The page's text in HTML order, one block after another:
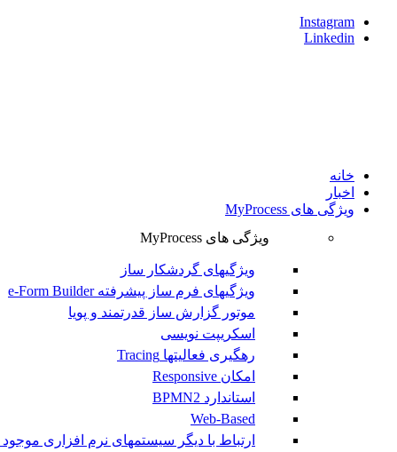
Instagram
Linkedin
خانه
اخبار
ویژگی های MyProcess
ویژگی های MyProcess
ویژگیهای گردشکار ساز
ویژگیهای فرم ساز پیشرفته e-Form Builder
موتور گزارش ساز قدرتمند و پويا
اسکریپت نویسی
رهگیری فعالیتها Tracing
امکان Responsive
استاندارد BPMN2
Web-Based
ارتباط با دیگر سیستمهای نرم افزاری